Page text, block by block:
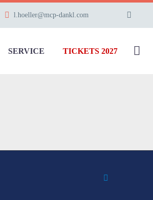
l.hoeller@mcp-dankl.com
SERVICE TICKETS 2027